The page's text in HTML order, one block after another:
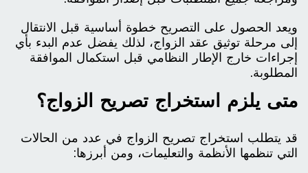
ويعد الحصول على التصريح خطوة أساسية قبل الانتقال
إلى مرحلة توثيق عقد الزواج، لذلك يفضل عدم البدء بأي
إجراءات خارج الإطار النظامي قبل استكمال الموافقة
المطلوبة.
متى يلزم استخراج تصريح الزواج؟
قد يتطلب استخراج تصريح الزواج في عدد من الحالات
التي تنظمها الأنظمة والتعليمات، ومن أبرزها: